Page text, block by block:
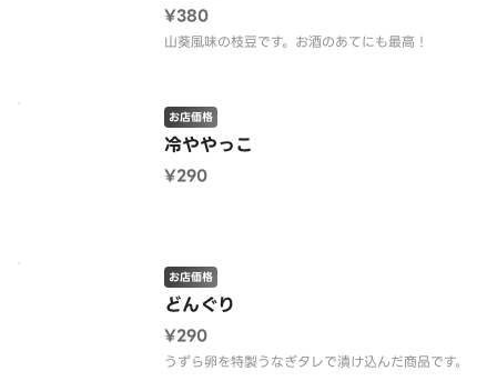
¥380
冷ややっこ
お店価格
¥290
どんぐり
お店価格
¥290
うずら卵を特製うなぎタレで漬け込んだ商品です。